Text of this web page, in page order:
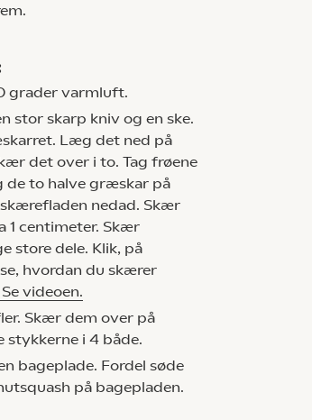
grader varmluft.
stor skarp kniv og en ske.
Læg det ned på
det over i to. Tag frøene
de to halve græskar på
nedad. Skær
1 centimeter. Skær
store dele. Klik, på
hvordan du skærer
Se videoen.
Skær dem over på
stykkerne i 4 både.
bageplade. Fordel søde
på bagepladen.